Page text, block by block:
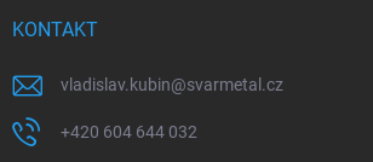
KONTAKT
vladislav.kubin@svarmetal.cz
+420 604 644 032